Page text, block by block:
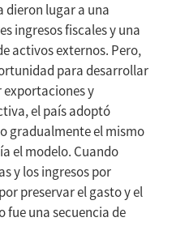
dieron lugar a una
ingresos fiscales y una
activos externos. Pero,
para desarrollar
exportaciones y
el país adoptó
gradualmente el mismo
el modelo. Cuando
y los ingresos por
preservar el gasto y el
fue una secuencia de